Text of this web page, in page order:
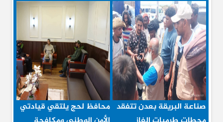
صناعة البريقة بعدن تتفقد محافظ لحج يلتقي قيادتي